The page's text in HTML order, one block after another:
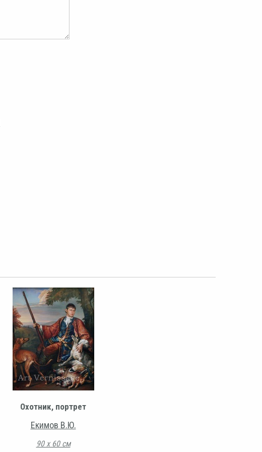
Охотник, портрет
Екимов В.Ю.
90 х 60 см